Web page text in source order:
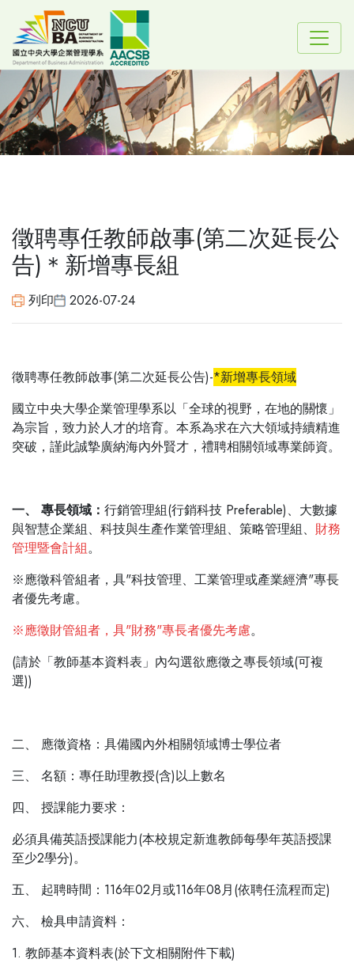
徵聘專任教師啟事(第二次延長公
告)＊新增專長組
列印 2026-07-24
徵聘專任教師啟事(第二次延長公告)-*新增專長領域
國立中央大學企業管理學系以「全球的視野，在地的關懷」
為宗旨，致力於人才的培育。本系為求在六大領域持續精進
突破，謹此誠摯廣納海內外賢才，禮聘相關領域專業師資。
一、 專長領域： 行銷管理組(行銷科技 Preferable)、大數據
與智慧企業組、科技與生產作業管理組、策略管理組、 財務
管理暨會計組。
※應徵科管組者，具"科技管理、工業管理或產業經濟"專長
者優先考慮。
※應徵財管組者，具"財務"專長者優先考慮。
(請於「教師基本資料表」內勾選欲應徵之專長領域(可複
選))
二、 應徵資格：具備國內外相關領域博士學位者
三、 名額：專任助理教授(含)以上數名
四、 授課能力要求：
必須具備英語授課能力(本校規定新進教師每學年英語授課
至少2學分)。
五、 起聘時間：116年02月或116年08月(依聘任流程而定)
六、 檢具申請資料：
1. 教師基本資料表(於下文相關附件下載)